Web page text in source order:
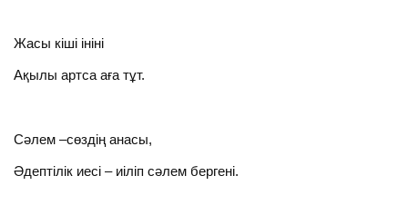
Жасы кіші ініні
Ақылы артса аға тұт.
Сәлем –сөздің анасы,
Әдептілік иесі – иіліп сәлем бергені.